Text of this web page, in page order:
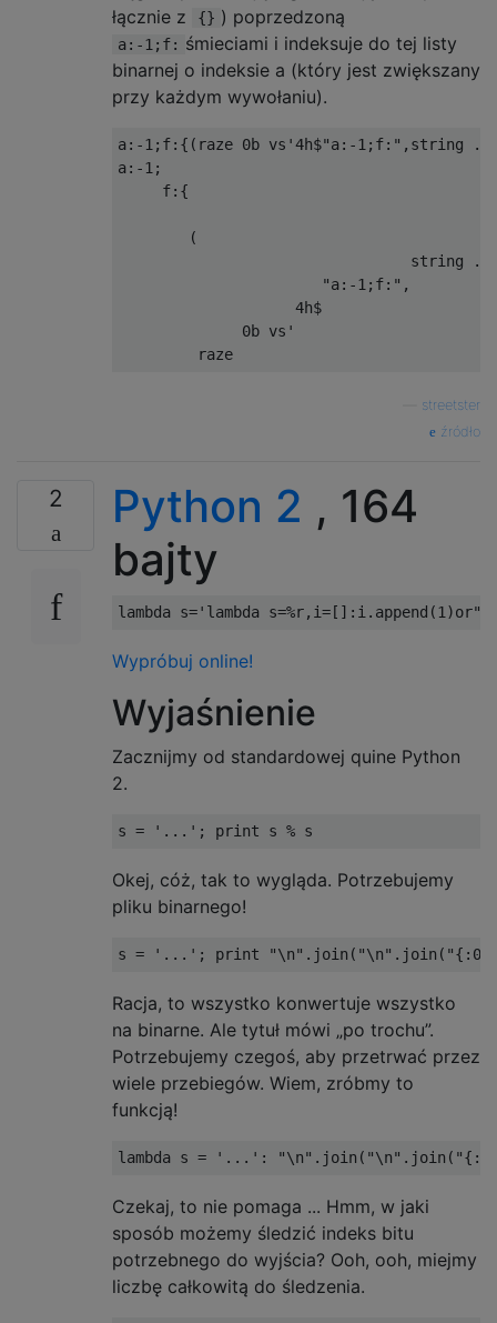
łącznie z
{} ) poprzedzoną
a:-1;f: śmieciami i indeksuje do tej listy
binarnej o indeksie a (który jest zwiększany
przy każdym wywołaniu).
a:-1;f:{(raze 0b vs'4h$"a:-1;f:",string
a:-1;
f:{
(
string
"a:-1;f:",
4h$
0b vs'
streetster
źródło
2 Python 2 , 164
bajty
lambda s='lambda
Wypróbuj online!
Wyjaśnienie
Zacznijmy od standardowej quine Python
2.
s = '...' ; print s % s
Okej, cóż, tak to wygląda. Potrzebujemy
pliku binarnego!
s = '...' ; print "\n" . join ( "\n" . join (
Racja, to wszystko konwertuje wszystko
na binarne. Ale tytuł mówi „po trochu”.
Potrzebujemy czegoś, aby przetrwać przez
wiele przebiegów. Wiem, zróbmy to
funkcją!
lambda s = '...' : "\n" . join ( "\n" . join (
Czekaj, to nie pomaga ... Hmm, w jaki
sposób możemy śledzić indeks bitu
potrzebnego do wyjścia? Ooh, ooh, miejmy
liczbę całkowitą do śledzenia.